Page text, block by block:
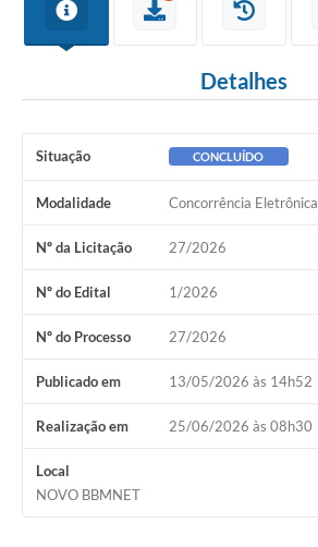
Patrimônio Cultural
Agenda Oficial
Terceiro Setor
Turismo Geral
Meio ambiente
Carta de Serviços
Acesso à Informação
Contato
Detalhes
Situação CONCLUÍDO
Modalidade Concorrência Eletrônica
Nº da Licitação 27/2026
Nº do Edital 1/2026
Nº do Processo 27/2026
Publicado em 13/05/2026 às 14h52
Realização em 25/06/2026 às 08h30
Local
NOVO BBMNET